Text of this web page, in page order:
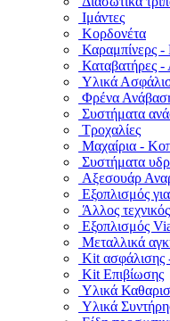
Ιμάντες
Κορδονέτα
Καραμπίνερς -
Καταβατήρες -
Υλικά
Φρένα
Συστήματα
Τροχαλίες
Μαχαίρια -
Συστήματα
Αξεσουάρ
Εξοπλισμός
Άλλος
Εξοπλισμός
Μεταλλικά
Kit ασφάλισης
Kit Επιβίωσης
Υλικά
Υλικά